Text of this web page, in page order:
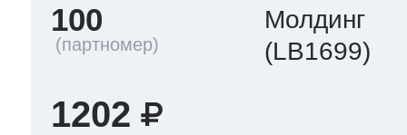
100
Молдинг
(LB1699)
1202